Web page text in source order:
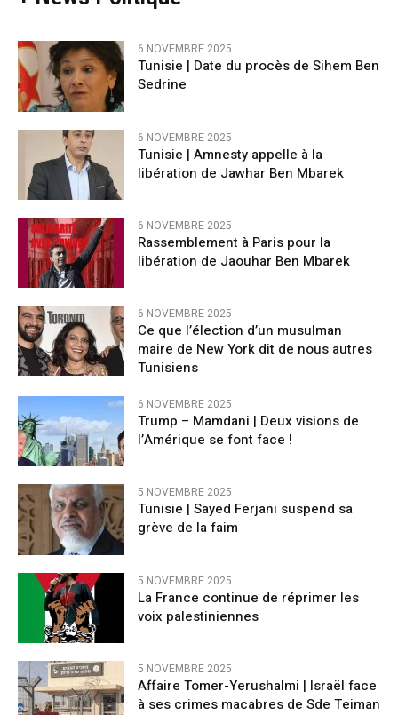
6 NOVEMBRE 2025
Tunisie | Date du procès de Sihem Ben
Sedrine
6 NOVEMBRE 2025
Tunisie | Amnesty appelle à la
libération de Jawhar Ben Mbarek
6 NOVEMBRE 2025
Rassemblement à Paris pour la
libération de Jaouhar Ben Mbarek
6 NOVEMBRE 2025
Ce que l’élection d’un musulman
maire de New York dit de nous autres
Tunisiens
6 NOVEMBRE 2025
Trump – Mamdani | Deux visions de
l’Amérique se font face !
5 NOVEMBRE 2025
Tunisie | Sayed Ferjani suspend sa
grève de la faim
5 NOVEMBRE 2025
La France continue de réprimer les
voix palestiniennes
5 NOVEMBRE 2025
Affaire Tomer-Yerushalmi | Israël face
à ses crimes macabres de Sde Teiman